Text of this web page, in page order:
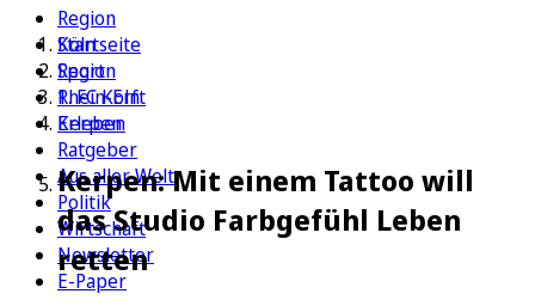
Region
Köln
Sport
1. FC Köln
Erleben
Ratgeber
Aus aller Welt
Politik
Wirtschaft
Newsletter
E-Paper
Startseite
Region
Rhein-Erft
Kerpen
Kerpen: Mit einem Tattoo will
das Studio Farbgefühl Leben
retten